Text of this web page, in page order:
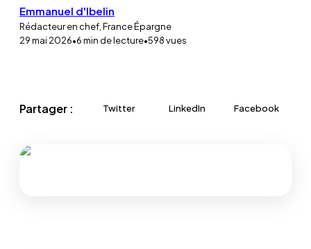
Emmanuel d'Ibelin
Rédacteur en chef, France Épargne
29 mai 2026•6min de lecture•598vues
Partager : Twitter LinkedIn Facebook